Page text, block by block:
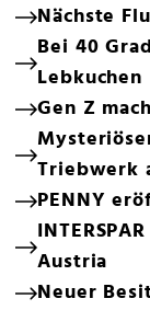
Nächste
Bei 40
Lebkuchen
Gen Z
Triebwerk
PENNY
Austria
Neuer